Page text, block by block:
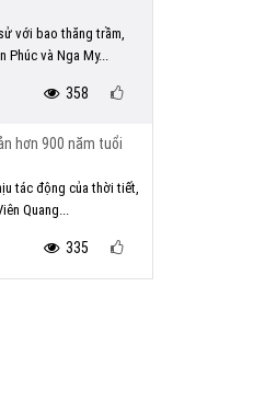
với bao thăng trầm,
Phúc và Nga My...
358
hơn 900 năm tuổi
tác động của thời tiết,
Quang...
335